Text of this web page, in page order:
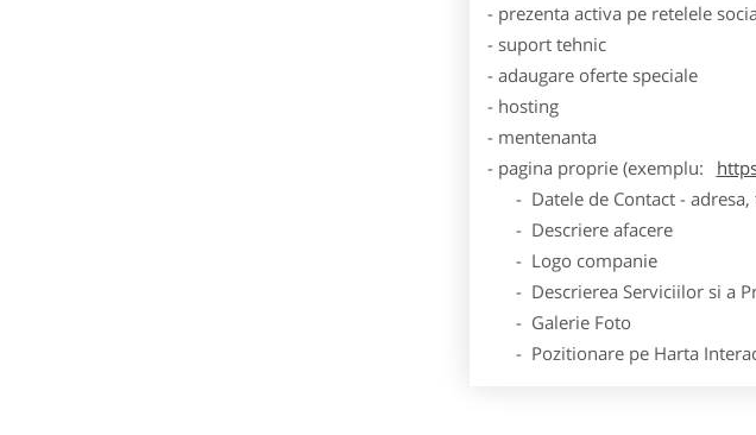
- prezenta activa pe retelele
- suport tehnic
- adaugare oferte speciale
- hosting
- mentenanta
- pagina proprie (exemplu:
- Datele de Contact - adresa,
- Descriere afacere
- Logo companie
- Descrierea Serviciilor si a
- Galerie Foto
- Pozitionare pe Harta